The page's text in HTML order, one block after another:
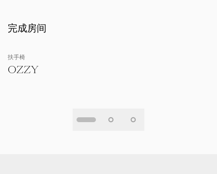
完成房间
扶手椅
OZZY